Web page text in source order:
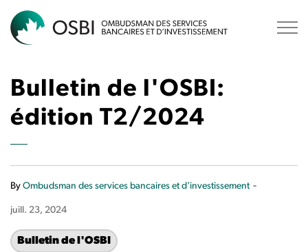
Bulletin de l'OSBI:
édition T2/2024
By Ombudsman des services bancaires et d'investissement -
juill. 23, 2024
Bulletin de l'OSBI